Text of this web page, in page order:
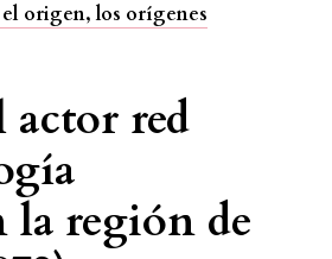
el origen, los orígenes
actor red
la región de